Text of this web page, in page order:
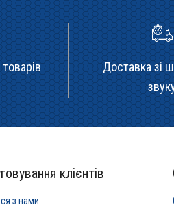
Доставка зі
клієнтів
з нами